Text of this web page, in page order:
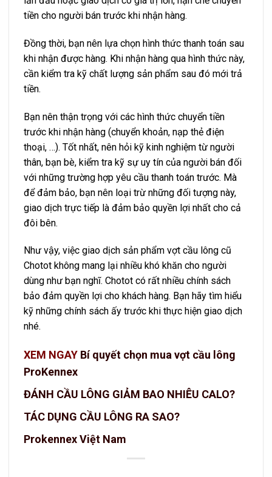
tiền cho người bán trước khi nhận hàng.
Đồng thời, bạn nên lựa chọn hình thức thanh toán sau
khi nhận được hàng. Khi nhận hàng qua hình thức này,
cần kiểm tra kỹ chất lượng sản phẩm sau đó mới trả
tiền.
Bạn nên thận trọng với các hình thức chuyển tiền
trước khi nhận hàng (chuyển khoản, nạp thẻ điện
thoại, …). Tốt nhất, nên hỏi kỹ kinh nghiệm từ người
thân, bạn bè, kiểm tra kỹ sự uy tín của người bán đối
với những trường hợp yêu cầu thanh toán trước. Mà
để đảm bảo, bạn nên loại trừ những đối tượng này,
giao dịch trực tiếp là đảm bảo quyền lợi nhất cho cả
đôi bên.
Như vậy, việc giao dịch sản phẩm vợt cầu lông cũ
Chotot không mang lại nhiều khó khăn cho người
dùng như bạn nghĩ. Chotot có rất nhiều chính sách
bảo đảm quyền lợi cho khách hàng. Bạn hãy tìm hiểu
kỹ những chính sách ấy trước khi thực hiện giao dịch
nhé.
XEM NGAY Bí quyết chọn mua vợt cầu lông
ProKennex
ĐÁNH CẦU LÔNG GIẢM BAO NHIÊU CALO?
TÁC DỤNG CẦU LÔNG RA SAO?
Prokennex Việt Nam